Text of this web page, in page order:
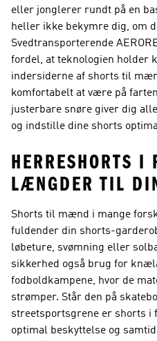
eller jonglerer rundt på en
heller ikke bekymre dig, om
Svedtransporterende
fordel, at teknologien holder
indersiderne af shorts til
komfortabelt at være på
justerbare snøre giver dig
og indstille dine shorts
HERRESHORTS I
LÆNGDER TIL
Shorts til mænd i mange
fuldender din shorts-
løbeture, svømning eller
sikkerhed også brug for
fodboldkampene, hvor de
strømper. Står den på
streetsportsgrene er shorts
optimal beskyttelse og